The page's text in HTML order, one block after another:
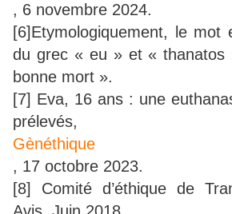
, 6 novembre 2024.
[6]Etymologiquement, le mot
du grec « eu » et « thanatos
bonne mort ».
[7] Eva, 16 ans : une
prélevés,
Gènéthique
, 17 octobre 2023.
[8] Comité d’éthique de